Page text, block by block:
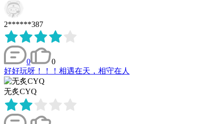
2******387
0
0
好好玩呀！！！相遇在天，相守在人
无炙CYQ